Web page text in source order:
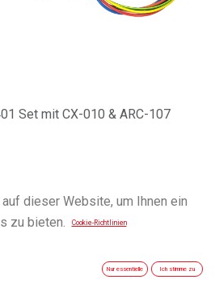
Set mit CX-010 & ARC-107
dieser Website, um Ihnen ein
zu bieten.
Cookie-Richtlinien
Nur essentielle Ich stimme zu